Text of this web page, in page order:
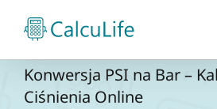
zawartości
Konwersja PSI na Bar –
Ciśnienia Online